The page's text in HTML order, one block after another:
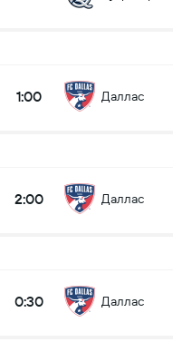
1:00 Даллас
2:00 Даллас
0:30 Даллас